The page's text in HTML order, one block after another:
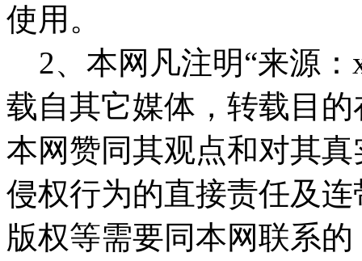
使用。
2、本网凡注明“来源：
载自其它媒体，转载目
本网赞同其观点和对其
侵权行为的直接责任及
版权等需要同本网联系